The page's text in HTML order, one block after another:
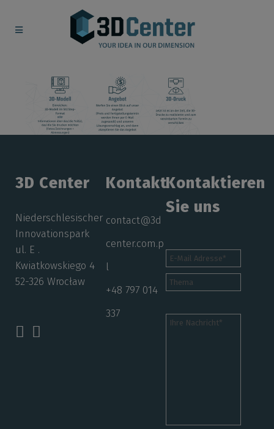
3D Center
Niederschlesischer
Innovationspark
ul. E .
Kwiatkowskiego 4
52-326 Wrocław
Kontakt
contact@3d
center.com.p
l
+48 797 014
337
Kontaktieren
Sie uns